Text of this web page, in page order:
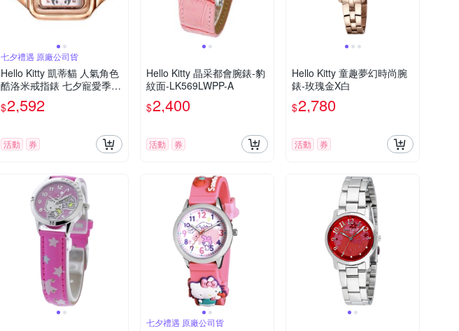
七夕禮遇 原廠公司貨
Hello Kitty 凱蒂貓 人氣角色
酷洛米戒指錶 七夕寵愛季
送禮推薦-玫瑰金 LK713LR
WI-A
$2,592
活動 券
Hello Kitty 晶采都會腕錶-豹
紋面-LK569LWPP-A
$2,400
活動 券
Hello Kitty 童趣夢幻時尚腕
錶-玫瑰金X白
$2,780
活動 券
七夕禮遇 原廠公司貨